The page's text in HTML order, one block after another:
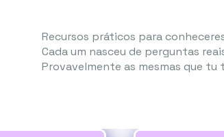
Recursos práticos para
Cada um nasceu de perguntas
Provavelmente as mesmas que tu